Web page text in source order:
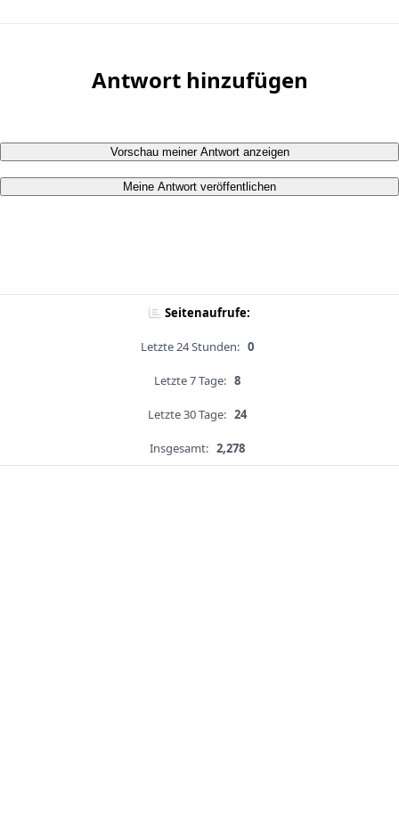
Antwort hinzufügen
Vorschau meiner Antwort anzeigen
Meine Antwort veröffentlichen
Seitenaufrufe:
Letzte 24 Stunden: 0
Letzte 7 Tage: 8
Letzte 30 Tage: 24
Insgesamt: 2,278